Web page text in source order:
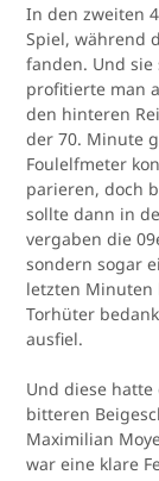
In den zweiten
Spiel, während
fanden. Und
profitierte man
den hinteren
der 70. Minute
Foulelfmeter
parieren, doch
sollte dann in
vergaben die
sondern sogar
letzten Minuten
Torhüter
ausfiel.
Und diese
bitteren
Maximilian
war eine klare